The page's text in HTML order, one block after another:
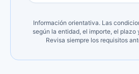
Información orientativa. Las
según la entidad, el importe, el plazo
Revisa siempre los requisitos